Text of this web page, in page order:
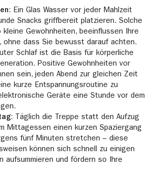
: Ein Glas Wasser vor jeder Mahlzeit
Snacks griffbereit platzieren. Solche
kleine Gewohnheiten, beeinflussen Ihre
ohne dass Sie bewusst darauf achten.
Schlaf ist die Basis für körperliche
Positive Gewohnheiten vor
sein, jeden Abend zur gleichen Zeit
kurze Entspannungsroutine zu
Geräte eine Stunde vor dem
: Täglich die Treppe statt den Aufzug
Mittagessen einen kurzen Spaziergang
fünf Minuten stretchen – diese
können sich schnell zu einigen
aufsummieren und fördern so Ihre